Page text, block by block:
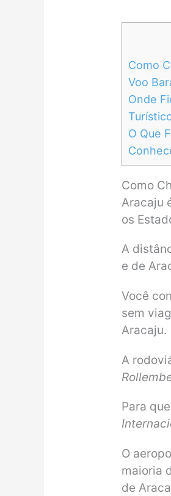
Como
Voo
Onde
O Que
Como
Aracaju
os
A
e de
Você
sem
Aracaju.
A
Para
O
maioria
de